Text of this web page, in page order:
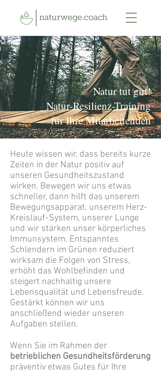
Natur tut gut!
Natur-Resilienz-Training
für Ihre Mitarbeitenden
Heute wissen wir, dass bereits kurze
Zeiten in der Natur positiv auf
unseren Gesundheitszustand
wirken. Bewegen wir uns etwas
schneller, dann hilft das unserem
Bewegungsapparat, unserem Herz-
Kreislauf-System, unserer Lunge
und wir stärken unser körperliches
Immunsystem. Entspanntes
Schlendern im Grünen reduziert
wirksam die Folgen von Stress,
erhöht das Wohlbefinden und
steigert nachhaltig unsere
Lebensqualität und Lebensfreude.
Gestärkt können wir uns
anschließend wieder unseren
Aufgaben stellen.
Wenn Sie im Rahmen der
betrieblichen Gesundheitsförderung
präventiv etwas Gutes für Ihre